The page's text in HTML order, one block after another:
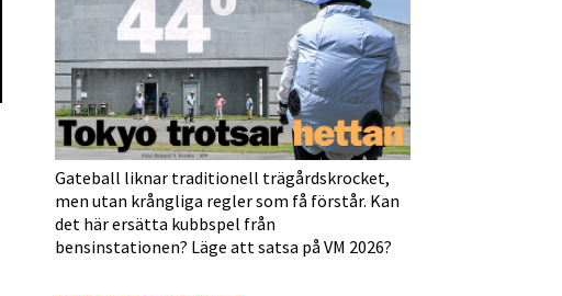
Gateball liknar traditionell trägårdskrocket,
men utan krångliga regler som få förstår. Kan
det här ersätta kubbspel från
bensinstationen? Läge att satsa på VM 2026?